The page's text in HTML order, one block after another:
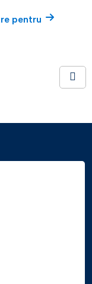
pentru